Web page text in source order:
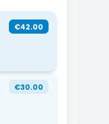
€42.00
€30.00